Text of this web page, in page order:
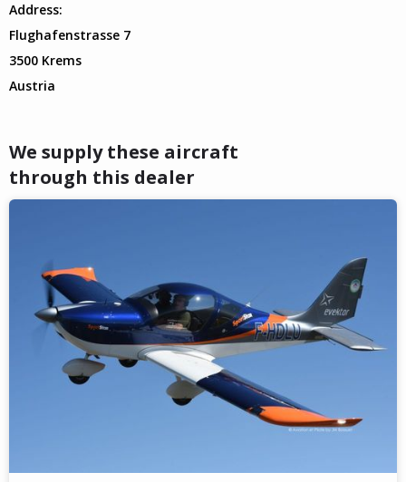
Address:
Flughafenstrasse 7
3500 Krems
Austria
We supply these aircraft
through this dealer